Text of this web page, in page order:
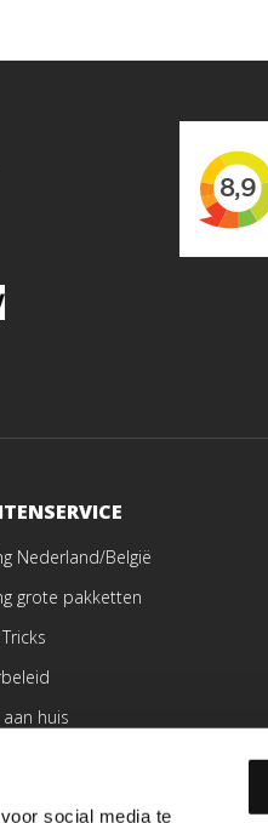
social media te
Nederland/België
grote pakketten
huis